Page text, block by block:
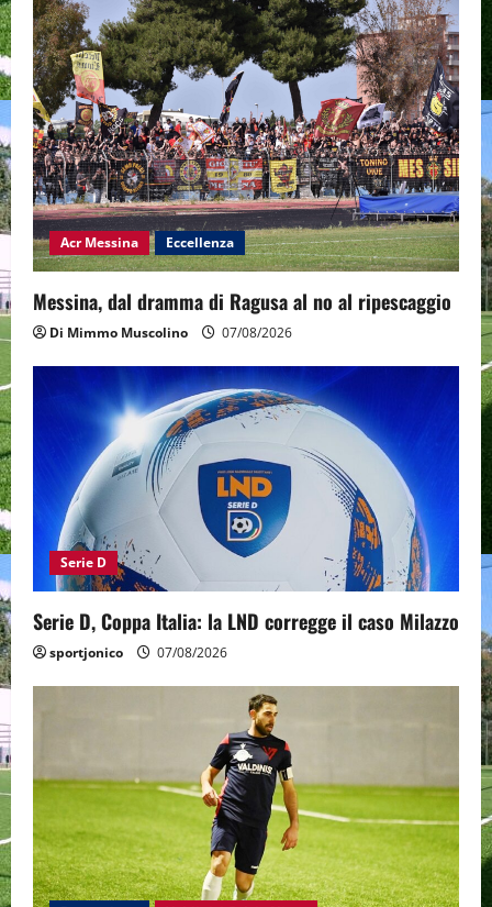
Acr Messina Eccellenza
Messina, dal dramma di Ragusa al no al ripescaggio
Di Mimmo Muscolino 07/08/2026
Serie D
Serie D, Coppa Italia: la LND corregge il caso Milazzo
sportjonico 07/08/2026